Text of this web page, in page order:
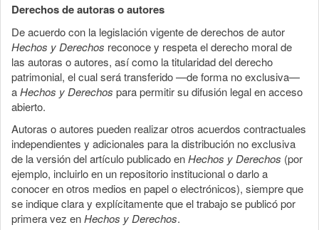
Derechos de autoras o autores
De acuerdo con la legislación vigente de derechos de autor
Hechos y Derechos reconoce y respeta el derecho moral de
las autoras o autores, así como la titularidad del derecho
patrimonial, el cual será transferido —de forma no exclusiva—
aHechos y Derechos para permitir su difusión legal en acceso
abierto.
Autoras o autores pueden realizar otros acuerdos contractuales
independientes y adicionales para la distribución no exclusiva
de la versión del artículo publicado enHechos y Derechos (por
ejemplo, incluirlo en un repositorio institucional o darlo a
conocer en otros medios en papel o electrónicos), siempre que
se indique clara y explícitamente que el trabajo se publicó por
primera vez enHechos y Derechos.